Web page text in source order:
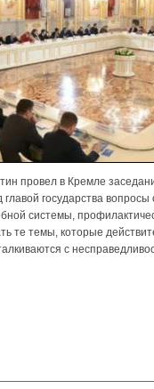
провел в Кремле
государства
системы,
те темы, которые
с